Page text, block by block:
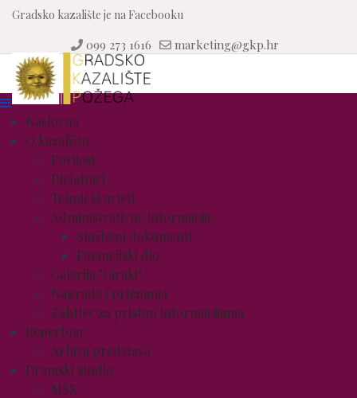
Gradsko kazalište je na Facebooku
099 273 1616 marketing@gkp.hr
Naslovna
O kazalištu
Povijest
Djelatnici
Tehnički uvjeti
Administrativne informacije
Službeni dokumenti
Financijski dio
Galerija "Ciraki"
Nagrade i priznanja
Zahtjev za pristup informacijama
Repertoar
Arhiva predstava
Dramski studio
MŠK